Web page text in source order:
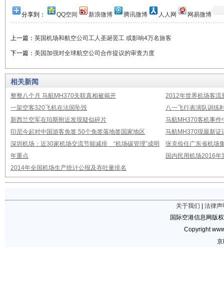
分享到： QQ空间 新浪微博 腾讯微博 人人网 网易微博
上一篇： 英国机场和航空公司工人圣诞罢工 或影响4万名旅客
下一篇： 美国加强对全球航空公司合作提议的审查力度
相关新闻
整整八个月 马航MH370失联真相被揭开
2012年世界机场客流
一架空客320飞机在法国坠毁
八一飞行表演队训练
新西兰空军在珀斯附近发现疑似碎片
马航MH370客机事件
印尼今起对中国游客免签 50个免签落地签国家地区
马航MH370现最新证
深圳机场：近30家机场交流节能减排 “机场碳管理”成明
年重点
张克俭任广东省机场
国内民用机场2016年
2014年全国机场生产统计公报及吞吐量排名
关于我们
法律声
国际空港信息网版
Copyright